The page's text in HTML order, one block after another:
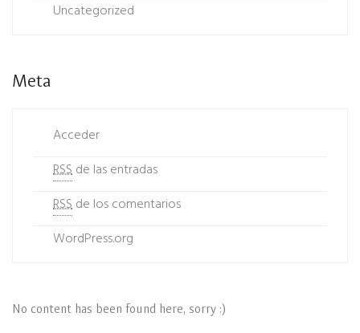
Uncategorized
Meta
Acceder
RSSde las entradas
RSSde los comentarios
WordPress.org
No content has been found here, sorry :)